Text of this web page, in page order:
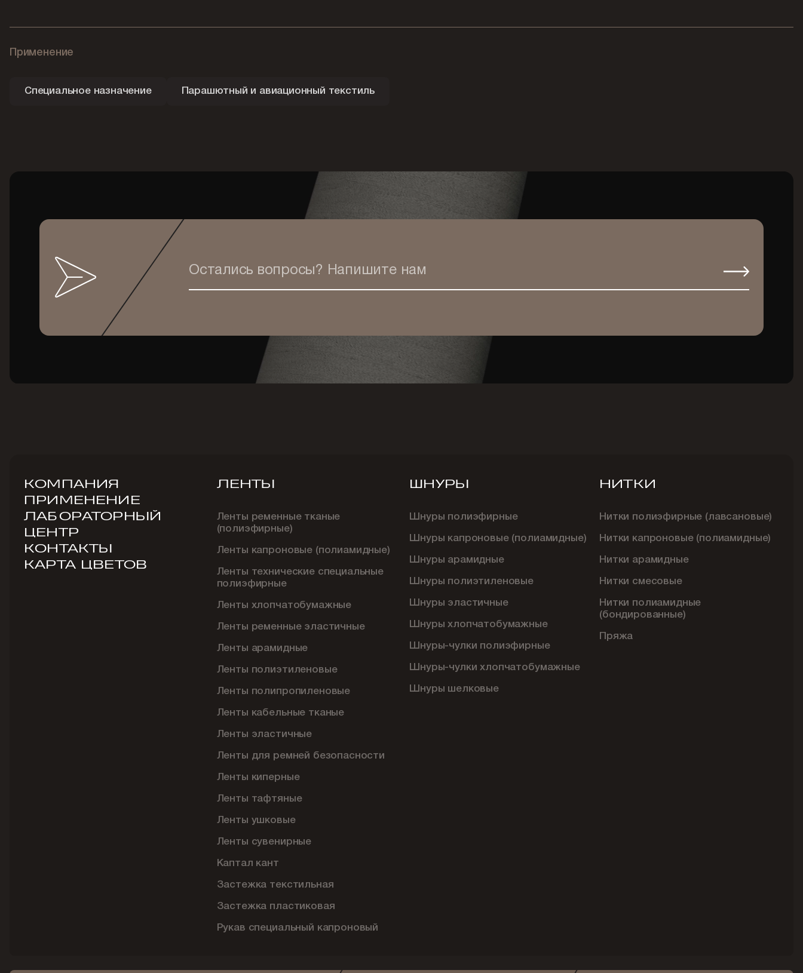
Применение
Специальное назначение Парашютный и авиационный текстиль
Остались вопросы? Напишите нам
КОМПАНИЯ
ПРИМЕНЕНИЕ
ЛАБОРАТОРНЫЙ
ЦЕНТР
КОНТАКТЫ
КАРТА ЦВЕТОВ
ЛЕНТЫ
Ленты ременные тканые
(полиэфирные)
Ленты капроновые (полиамидные)
Ленты технические специальные
полиэфирные
Ленты хлопчатобумажные
Ленты ременные эластичные
Ленты арамидные
Ленты полиэтиленовые
Ленты полипропиленовые
Ленты кабельные тканые
Ленты эластичные
Ленты для ремней безопасности
Ленты киперные
Ленты тафтяные
Ленты ушковые
Ленты сувенирные
Каптал кант
Застежка текстильная
Застежка пластиковая
Рукав специальный капроновый
ШНУРЫ
Шнуры полиэфирные
Шнуры капроновые (полиамидные)
Шнуры арамидные
Шнуры полиэтиленовые
Шнуры эластичные
Шнуры хлопчатобумажные
Шнуры-чулки полиэфирные
Шнуры-чулки хлопчатобумажные
Шнуры шелковые
НИТКИ
Нитки полиэфирные (лавсановые)
Нитки капроновые (полиамидные)
Нитки арамидные
Нитки смесовые
Нитки полиамидные
(бондированные)
Пряжа